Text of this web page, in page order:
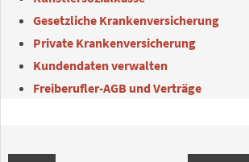
Gesetzliche Krankenversicherung
Private Krankenversicherung
Kundendaten verwalten
Freiberufler-AGB und Verträge